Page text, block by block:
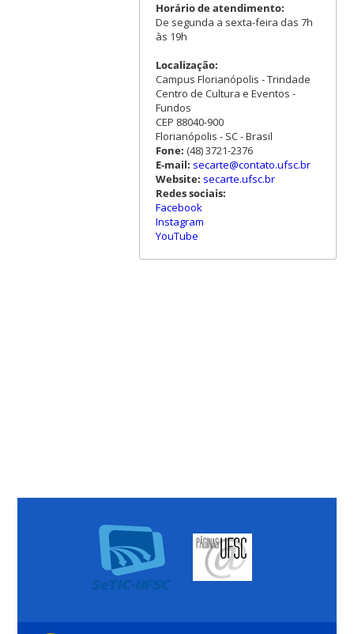
Horário de atendimento:
De segunda a sexta-feira das 7h
às 19h
Localização:
Campus Florianópolis - Trindade
Centro de Cultura e Eventos -
Fundos
CEP 88040-900
Florianópolis - SC - Brasil
Fone: (48) 3721-2376
E-mail: secarte@contato.ufsc.br
Website: secarte.ufsc.br
Redes sociais:
Facebook
Instagram
YouTube